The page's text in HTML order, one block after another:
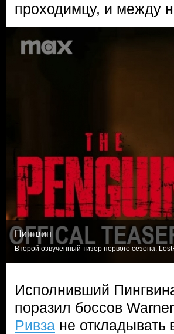
проходимцу, и между
Пингвин
Второй озвученный тизер первого сезона.
Исполнивший
поразил боссов
Ривза не откладывать